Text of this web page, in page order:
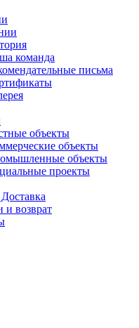
команда
письма
объекты
объекты
объекты
проекты
и возврат